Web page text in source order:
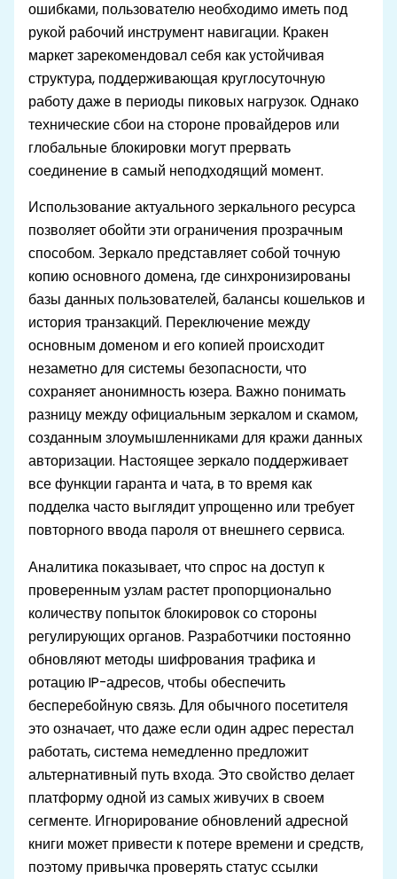
ошибками, пользователю необходимо иметь под
рукой рабочий инструмент навигации. Кракен
маркет зарекомендовал себя как устойчивая
структура, поддерживающая круглосуточную
работу даже в периоды пиковых нагрузок. Однако
технические сбои на стороне провайдеров или
глобальные блокировки могут прервать
соединение в самый неподходящий момент.
Использование актуального зеркального ресурса
позволяет обойти эти ограничения прозрачным
способом. Зеркало представляет собой точную
копию основного домена, где синхронизированы
базы данных пользователей, балансы кошельков и
история транзакций. Переключение между
основным доменом и его копией происходит
незаметно для системы безопасности, что
сохраняет анонимность юзера. Важно понимать
разницу между официальным зеркалом и скамом,
созданным злоумышленниками для кражи данных
авторизации. Настоящее зеркало поддерживает
все функции гаранта и чата, в то время как
подделка часто выглядит упрощенно или требует
повторного ввода пароля от внешнего сервиса.
Аналитика показывает, что спрос на доступ к
проверенным узлам растет пропорционально
количеству попыток блокировок со стороны
регулирующих органов. Разработчики постоянно
обновляют методы шифрования трафика и
ротацию IP-адресов, чтобы обеспечить
бесперебойную связь. Для обычного посетителя
это означает, что даже если один адрес перестал
работать, система немедленно предложит
альтернативный путь входа. Это свойство делает
платформу одной из самых живучих в своем
сегменте. Игнорирование обновлений адресной
книги может привести к потере времени и средств,
поэтому привычка проверять статус ссылки